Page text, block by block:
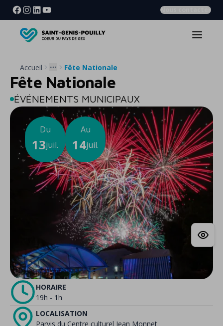
Nous contacter
Accueil MoreFête Nationale
Fête Nationale
ÉVÉNEMENTS MUNICIPAUX
Du
13juil.
Au
14juil.
HORAIRE
19h - 1h
LOCALISATION
Parvis du Centre culturel Jean Monnet